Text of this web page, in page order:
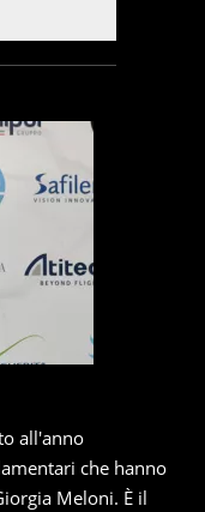
all'anno
che hanno
Meloni. È il